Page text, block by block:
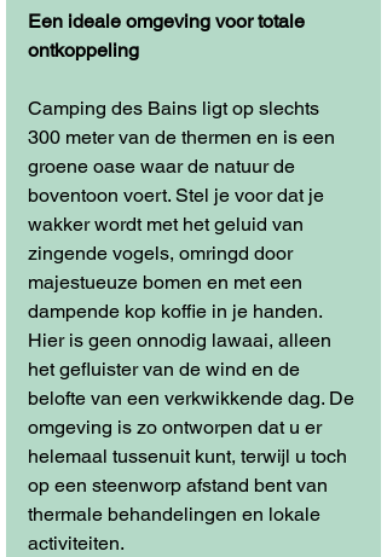
Een ideale omgeving voor totale
ontkoppeling
Camping des Bains ligt op slechts
300 meter van de thermen en is een
groene oase waar de natuur de
boventoon voert. Stel je voor dat je
wakker wordt met het geluid van
zingende vogels, omringd door
majestueuze bomen en met een
dampende kop koffie in je handen.
Hier is geen onnodig lawaai, alleen
het gefluister van de wind en de
belofte van een verkwikkende dag. De
omgeving is zo ontworpen dat u er
helemaal tussenuit kunt, terwijl u toch
op een steenworp afstand bent van
thermale behandelingen en lokale
activiteiten.